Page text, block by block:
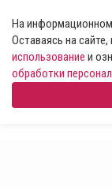
На
Оставаясь на
использование и
обработки